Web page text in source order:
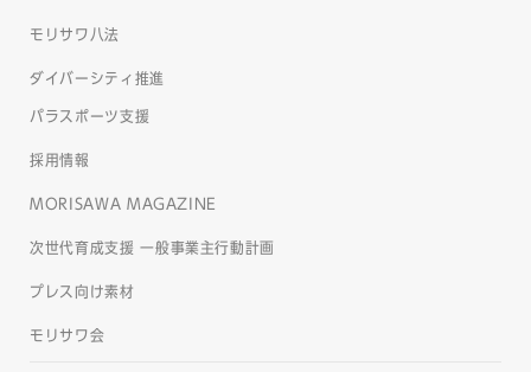
モリサワ八法
ダイバーシティ推進
パラスポーツ支援
採用情報
MORISAWA MAGAZINE
次世代育成支援 一般事業主行動計画
プレス向け素材
モリサワ会